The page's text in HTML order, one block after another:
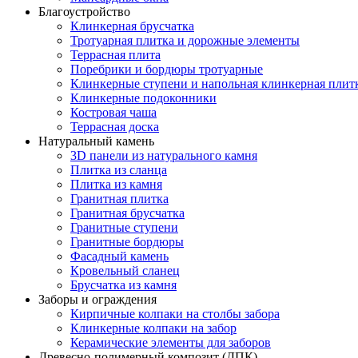
Благоустройство
Клинкерная брусчатка
Тротуарная плитка и дорожные элементы
Террасная плита
Поребрики и бордюры тротуарные
Клинкерные ступени и напольная клинкерная
Клинкерные подоконники
Костровая чаша
Террасная доска
Натуральный камень
3D панели из натурального камня
Плитка из сланца
Плитка из камня
Гранитная плитка
Гранитная брусчатка
Гранитные ступени
Гранитные бордюры
Фасадный камень
Кровельный сланец
Брусчатка из камня
Заборы и ограждения
Кирпичные колпаки на столбы забора
Клинкерные колпаки на забор
Керамические элементы для заборов